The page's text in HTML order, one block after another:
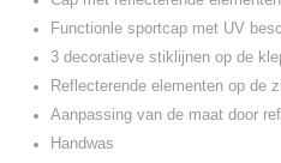
Functionle sportcap met UV
3 decoratieve stiklijnen op de
Reflecterende elementen op de
Aanpassing van de maat door
Handwas